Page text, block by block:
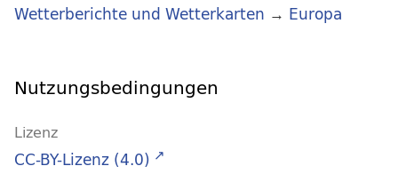
Wetterberichte und Wetterkarten → Europa
Nutzungsbedingungen
Lizenz
CC-BY-Lizenz (4.0)